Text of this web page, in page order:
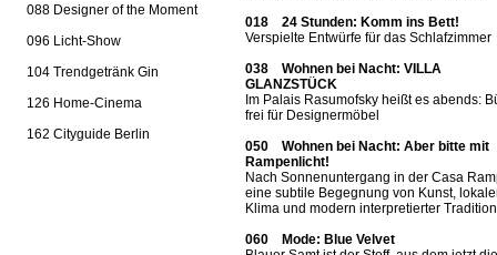
088 Designer of the Moment
096 Licht-Show
104 Trendgetränk Gin
126 Home-Cinema
162 Cityguide Berlin
018 24 Stunden: Komm ins Bett!
Verspielte Entwürfe für das Schlafzimmer
038 Wohnen bei Nacht: VILLA
GLANZSTÜCK
Im Palais Rasumofsky heißt es abends:
frei für Designermöbel
050 Wohnen bei Nacht: Aber bitte mit
Rampenlicht!
Nach Sonnenuntergang in der Casa
eine subtile Begegnung von Kunst,
Klima und modern interpretierter Tradition
060 Mode: Blue Velvet